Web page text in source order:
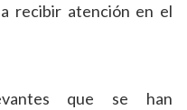
recibir atención en el
que se han